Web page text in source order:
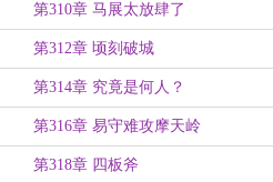
第310章 马展太放肆了
第312章 顷刻破城
第314章 究竟是何人？
第316章 易守难攻摩天岭
第318章 四板斧